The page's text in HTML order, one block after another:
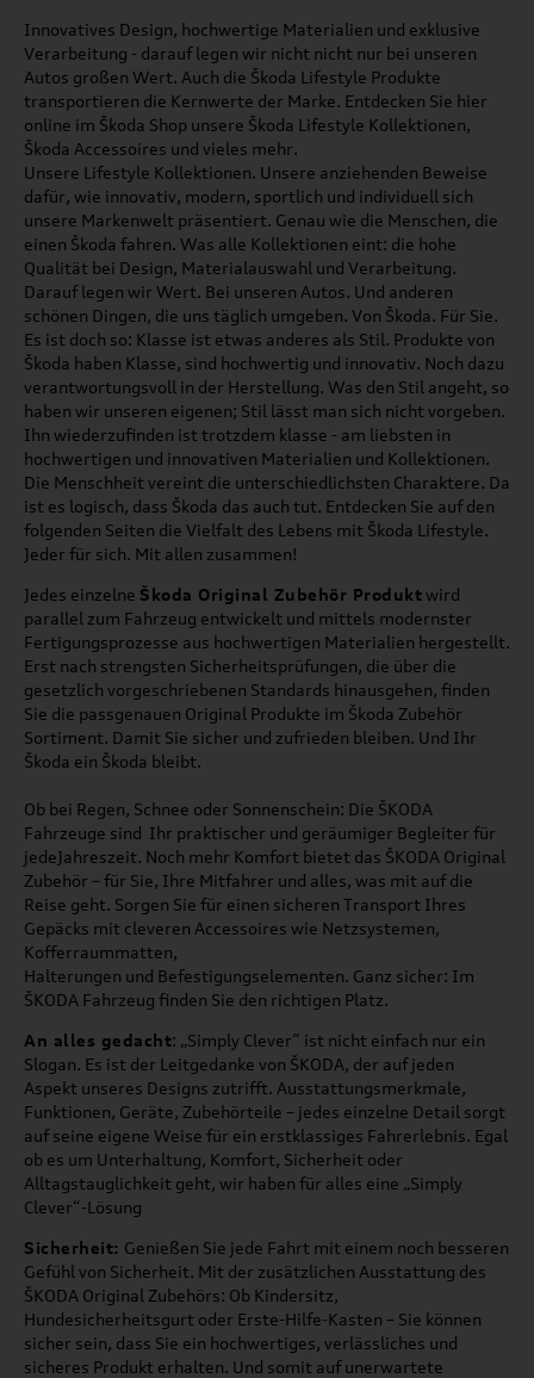
Innovatives Design, hochwertige Materialien und exklusive
Verarbeitung - darauf legen wir nicht nicht nur bei unseren
Autos großen Wert. Auch die Škoda Lifestyle Produkte
transportieren die Kernwerte der Marke. Entdecken Sie hier
online im Škoda Shop unsere Škoda Lifestyle Kollektionen,
Škoda Accessoires und vieles mehr.
Unsere Lifestyle Kollektionen. Unsere anziehenden Beweise
dafür, wie innovativ, modern, sportlich und individuell sich
unsere Markenwelt präsentiert. Genau wie die Menschen, die
einen Škoda fahren. Was alle Kollektionen eint: die hohe
Qualität bei Design, Materialauswahl und Verarbeitung.
Darauf legen wir Wert. Bei unseren Autos. Und anderen
schönen Dingen, die uns täglich umgeben. Von Škoda. Für Sie.
Es ist doch so: Klasse ist etwas anderes als Stil. Produkte von
Škoda haben Klasse, sind hochwertig und innovativ. Noch dazu
verantwortungsvoll in der Herstellung. Was den Stil angeht, so
haben wir unseren eigenen; Stil lässt man sich nicht vorgeben.
Ihn wiederzufinden ist trotzdem klasse - am liebsten in
hochwertigen und innovativen Materialien und Kollektionen.
Die Menschheit vereint die unterschiedlichsten Charaktere. Da
ist es logisch, dass Škoda das auch tut. Entdecken Sie auf den
folgenden Seiten die Vielfalt des Lebens mit Škoda Lifestyle.
Jeder für sich. Mit allen zusammen!
Jedes einzelne Škoda Original Zubehör Produktwird
parallel zum Fahrzeug entwickelt und mittels modernster
Fertigungsprozesse aus hochwertigen Materialien hergestellt.
Erst nach strengsten Sicherheitsprüfungen, die über die
gesetzlich vorgeschriebenen Standards hinausgehen, finden
Sie die passgenauen Original Produkte im Škoda Zubehör
Sortiment. Damit Sie sicher und zufrieden bleiben. Und Ihr
Škoda ein Škoda bleibt.
Ob bei Regen, Schnee oder Sonnenschein: Die ŠKODA
Fahrzeuge sind Ihr praktischer und geräumiger Begleiter für
jedeJahreszeit. Noch mehr Komfort bietet das ŠKODA Original
Zubehör – für Sie, Ihre Mitfahrer und alles, was mit auf die
Reise geht. Sorgen Sie für einen sicheren Transport Ihres
Gepäcks mit cleveren Accessoires wie Netzsystemen,
Kofferraummatten,
Halterungen und Befestigungselementen. Ganz sicher: Im
ŠKODA Fahrzeug finden Sie den richtigen Platz.
An alles gedacht: „Simply Clever“ ist nicht einfach nur ein
Slogan. Es ist der Leitgedanke von ŠKODA, der auf jeden
Aspekt unseres Designs zutrifft. Ausstattungsmerkmale,
Funktionen, Geräte, Zubehörteile – jedes einzelne Detail sorgt
auf seine eigene Weise für ein erstklassiges Fahrerlebnis. Egal
ob es um Unterhaltung, Komfort, Sicherheit oder
Alltagstauglichkeit geht, wir haben für alles eine „Simply
Clever“-Lösung
Sicherheit: Genießen Sie jede Fahrt mit einem noch besseren
Gefühl von Sicherheit. Mit der zusätzlichen Ausstattung des
ŠKODA Original Zubehörs: Ob Kindersitz,
Hundesicherheitsgurt oder Erste-Hilfe-Kasten – Sie können
sicher sein, dass Sie ein hochwertiges, verlässliches und
sicheres Produkt erhalten. Und somit auf unerwartete